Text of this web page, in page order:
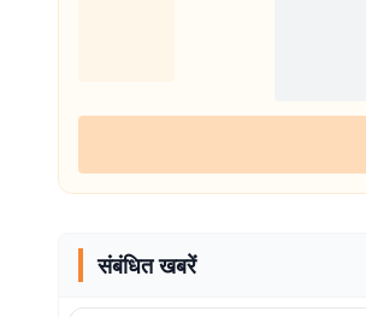
संबंधित खबरें